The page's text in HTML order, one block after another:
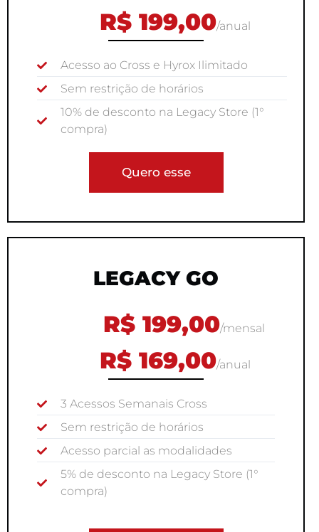
R$ 199,00/anual
Acesso ao Cross e Hyrox Ilimitado
Sem restrição de horários
10% de desconto na Legacy Store (1°
compra)
Quero esse
LEGACY GO
R$ 199,00/mensal
R$ 169,00/anual
3 Acessos Semanais Cross
Sem restrição de horários
Acesso parcial as modalidades
5% de desconto na Legacy Store (1°
compra)